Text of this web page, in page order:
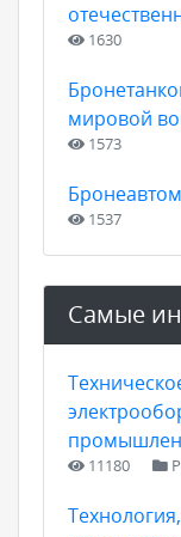
1630
мировой
1573
1537
Самые
11180